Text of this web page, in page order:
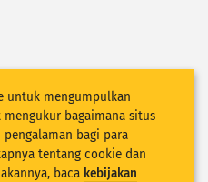
untuk mengumpulkan
bagaimana situs
bagi para
tentang cookie dan
baca kebijakan